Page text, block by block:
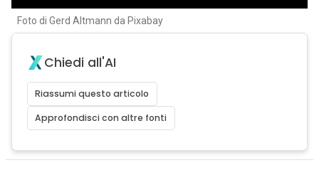
Foto di Gerd Altmann da Pixabay
Chiedi all'AI
Riassumi questo articolo
Approfondisci con altre fonti